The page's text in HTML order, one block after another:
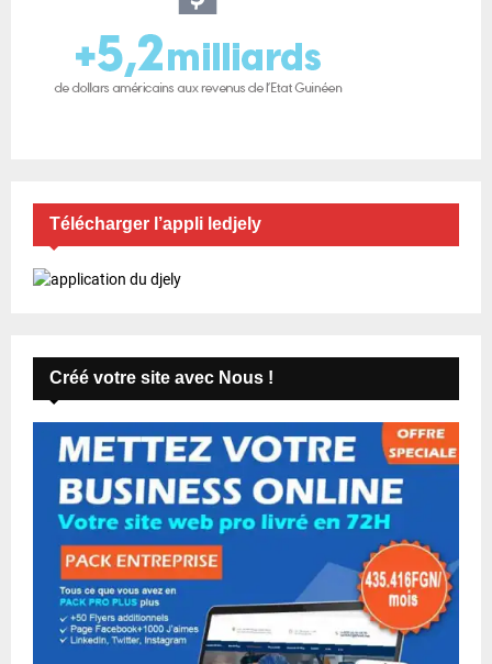
a
t
i
n
s
Télécharger l’appli ledjely
Créé votre site avec Nous !